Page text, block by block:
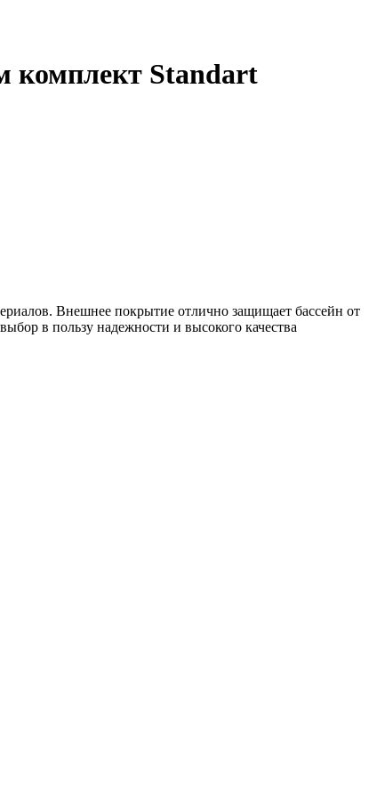
комплект Standart
Внешнее покрытие отлично защищает бассейн от
в пользу надежности и высокого качества